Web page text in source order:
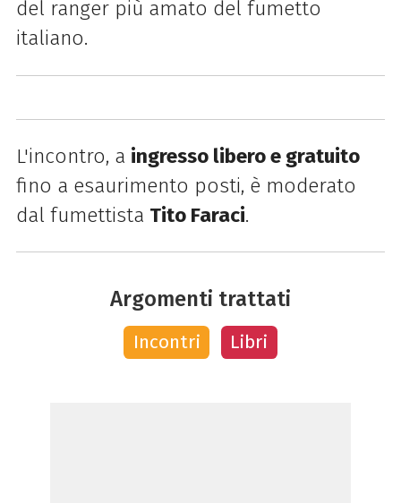
del ranger più amato del fumetto
italiano.
L'incontro, a ingresso libero e gratuito
fino a esaurimento posti, è moderato
dal fumettista Tito Faraci.
Argomenti trattati
Incontri Libri